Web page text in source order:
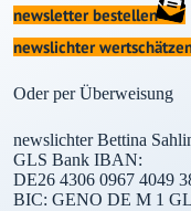
newsletter bestellen
newslichter
Oder per Überweisung
newslichter Bettina
GLS Bank IBAN:
DE26 4306 0967 4049
BIC: GENO DE M 1